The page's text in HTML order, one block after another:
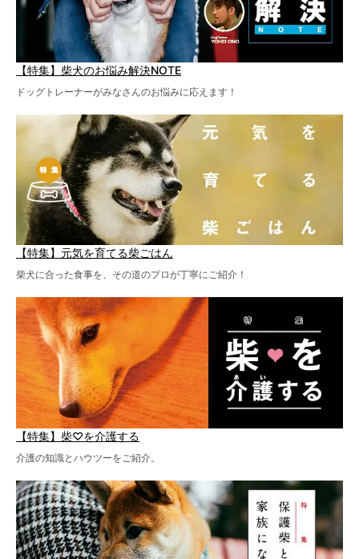
【特集】柴犬のお悩み解決NOTE
ドッグトレーナーがみなさんのお悩みに応えます！
【特集】元気を育てる柴ごはん
柴犬に合った食事を、その道のプロが丁寧にご紹介！
【特集】柴♡を介護する
介護の知識とハウツーをご紹介。